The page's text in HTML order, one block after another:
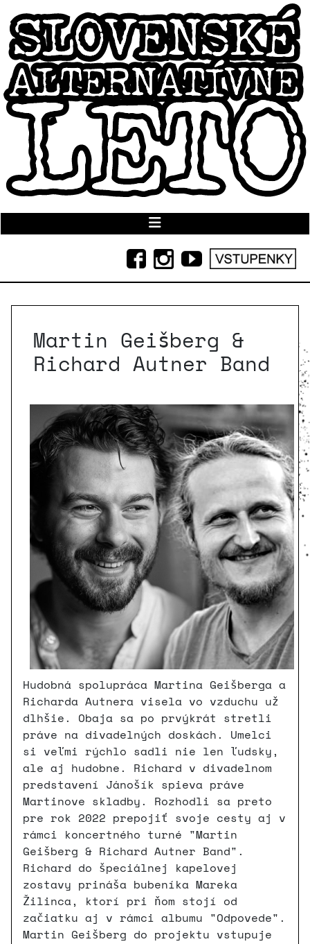
Martin Geišberg &
Richard Autner Band
Hudobná spolupráca Martina Geišberga a
Richarda Autnera visela vo vzduchu už
dlhšie. Obaja sa po prvýkrát stretli
práve na divadelných doskách. Umelci
si veľmi rýchlo sadli nie len ľudsky,
ale aj hudobne. Richard v divadelnom
predstavení Jánošík spieva práve
Martinove skladby. Rozhodli sa preto
pre rok 2022 prepojiť svoje cesty aj v
rámci koncertného turné "Martin
Geišberg & Richard Autner Band".
Richard do špeciálnej kapelovej
zostavy prináša bubeníka Mareka
Žilinca, ktorí pri ňom stojí od
začiatku aj v rámci albumu "Odpovede".
Martin Geišberg do projektu vstupuje